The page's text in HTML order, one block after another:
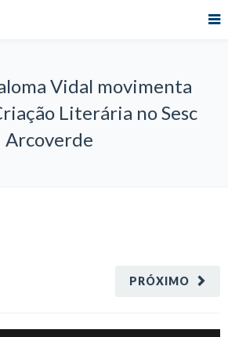
Vidal movimenta
Literária no Sesc
Arcoverde
PRÓXIMO